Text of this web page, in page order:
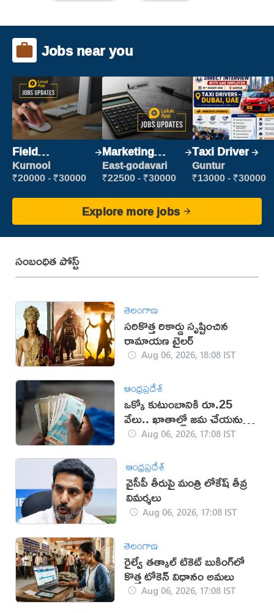
Jobs near you
Field
Marketing
Executive
Kurnool
₹20000 - ₹30000
Marketing
Executive
East-godavari
₹22500 - ₹30000
Taxi Driver
Guntur
₹13000 - ₹30000
Explore more jobs
సంబంధిత పోస్ట్
తెలంగాణ
సరికొత్త రికార్డు సృష్టించిన
రామాయణ ట్రైలర్‌
Aug 06, 2026, 18:08 IST
ఆంధ్రప్రదేశ్
ఒక్కో కుటుంబానికి రూ.25
వేలు.. ఖాతాల్లో జ‌మ చేయ‌నున్న
ప్ర‌భుత్వం..!
Aug 06, 2026, 17:08 IST
ఆంధ్రప్రదేశ్
వైసీపీ తీరుపై మంత్రి లోకేష్ తీవ్ర
విమర్శలు
Aug 06, 2026, 17:08 IST
తెలంగాణ
రైల్వే తత్కాల్ టికెట్ బుకింగ్‌లో
కొత్త టోకెన్ విధానం అమలు
Aug 06, 2026, 17:08 IST